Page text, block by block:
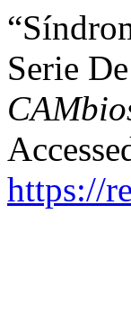
Serie
https://